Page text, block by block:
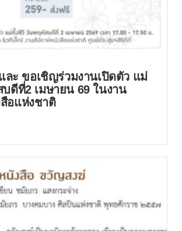
ละ ขอเชิญร่วมงานเปิดตัว แม่
ดีที่2 เมษายน 69 ในงาน
อแห่งชาติ